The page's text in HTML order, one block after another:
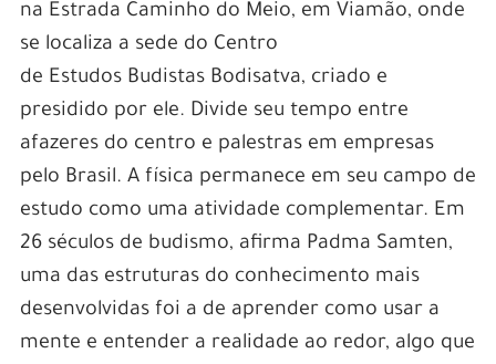
na Estrada Caminho do Meio, em Viamão, onde
se localiza a sede do Centro
de Estudos Budistas Bodisatva, criado e
presidido por ele. Divide seu tempo entre
afazeres do centro e palestras em empresas
pelo Brasil. A física permanece em seu campo de
estudo como uma atividade complementar. Em
26 séculos de budismo, afirma Padma Samten,
uma das estruturas do conhecimento mais
desenvolvidas foi a de aprender como usar a
mente e entender a realidade ao redor, algo que